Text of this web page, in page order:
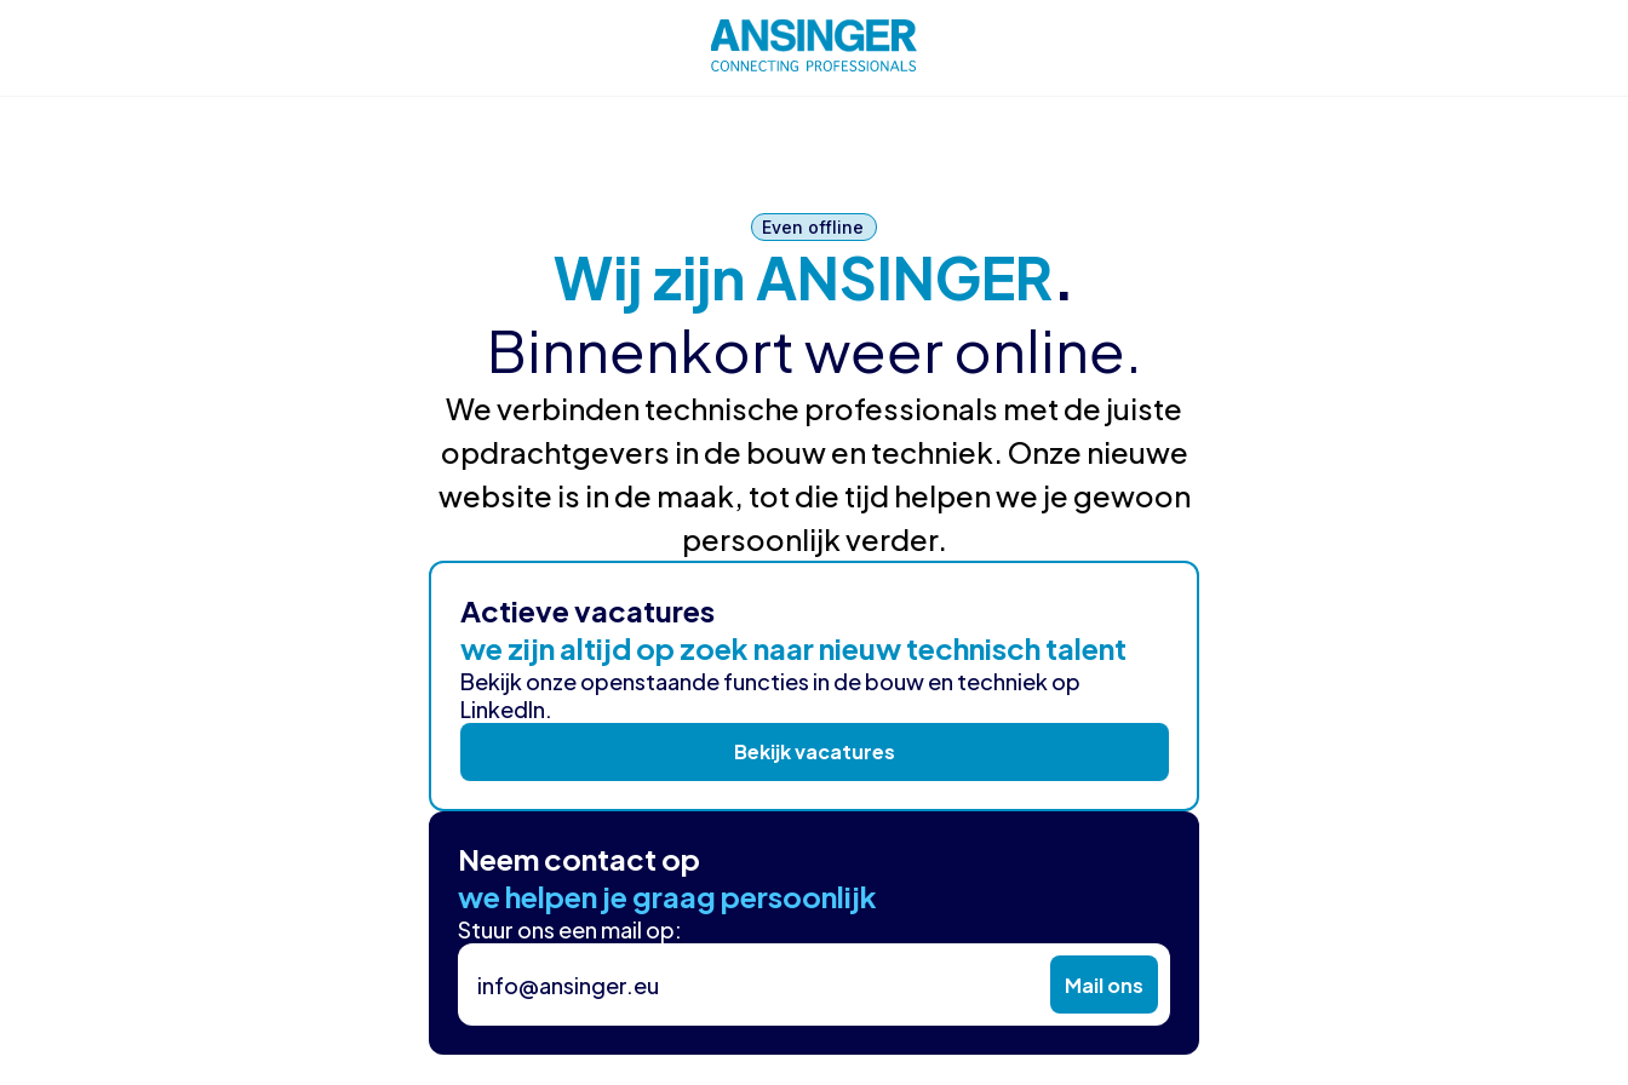
Even offline
Wij zijn ANSINGER.
Binnenkort weer online.
We verbinden technische professionals met de juiste
opdrachtgevers in de bouw en techniek. Onze nieuwe
website is in de maak, tot die tijd helpen we je gewoon
persoonlijk verder.
Actieve vacatures
we zijn altijd op zoek naar nieuw technisch talent
Bekijk onze openstaande functies in de bouw en techniek op
LinkedIn.
Bekijk vacatures
Neem contact op
we helpen je graag persoonlijk
Stuur ons een mail op:
info@ansinger.eu
Mail ons